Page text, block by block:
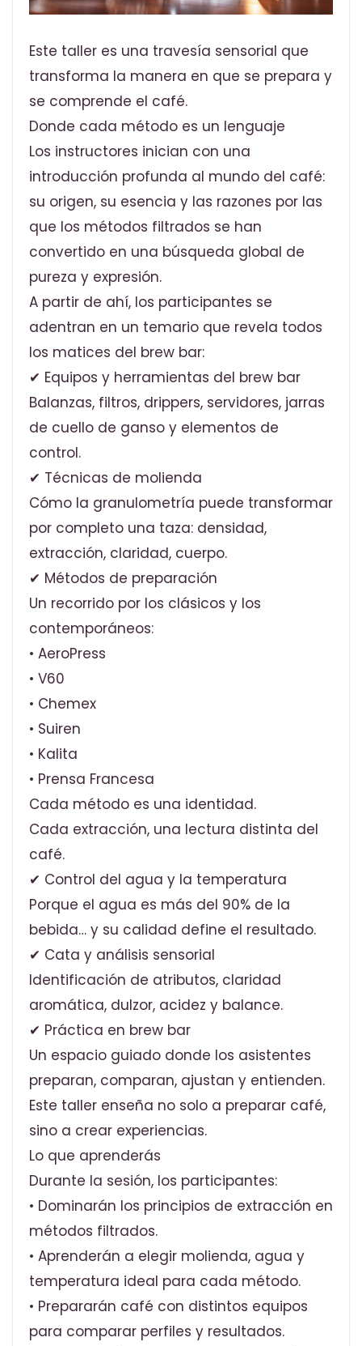
Este taller es una travesía sensorial que
transforma la manera en que se prepara y
se comprende el café.
Donde cada método es un lenguaje
Los instructores inician con una
introducción profunda al mundo del café:
su origen, su esencia y las razones por las
que los métodos filtrados se han
convertido en una búsqueda global de
pureza y expresión.
A partir de ahí, los participantes se
adentran en un temario que revela todos
los matices del brew bar:
✔ Equipos y herramientas del brew bar
Balanzas, filtros, drippers, servidores, jarras
de cuello de ganso y elementos de
control.
✔ Técnicas de molienda
Cómo la granulometría puede transformar
por completo una taza: densidad,
extracción, claridad, cuerpo.
✔ Métodos de preparación
Un recorrido por los clásicos y los
contemporáneos:
• AeroPress
• V60
• Chemex
• Suiren
• Kalita
• Prensa Francesa
Cada método es una identidad.
Cada extracción, una lectura distinta del
café.
✔ Control del agua y la temperatura
Porque el agua es más del 90% de la
bebida… y su calidad define el resultado.
✔ Cata y análisis sensorial
Identificación de atributos, claridad
aromática, dulzor, acidez y balance.
✔ Práctica en brew bar
Un espacio guiado donde los asistentes
preparan, comparan, ajustan y entienden.
Este taller enseña no solo a preparar café,
sino a crear experiencias.
Lo que aprenderás
Durante la sesión, los participantes:
• Dominarán los principios de extracción en
métodos filtrados.
• Aprenderán a elegir molienda, agua y
temperatura ideal para cada método.
• Prepararán café con distintos equipos
para comparar perfiles y resultados.